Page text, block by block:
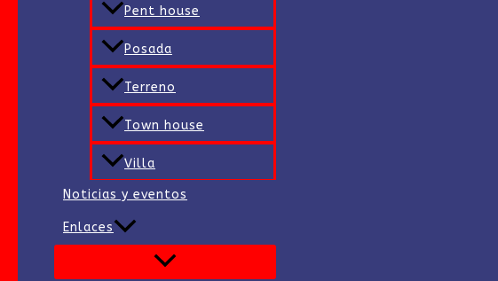
Pent house
Posada
Terreno
Town house
Villa
Noticias y eventos
Enlaces